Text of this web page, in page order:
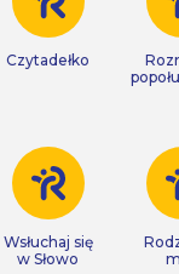
Czytadełko
Wsłuchaj się
w Słowo